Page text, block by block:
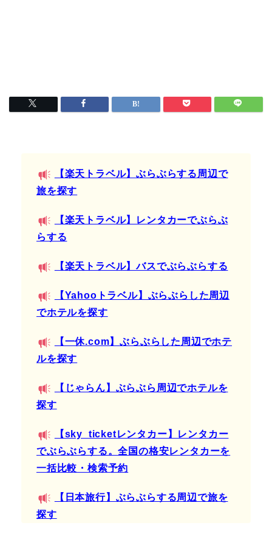
【楽天トラベル】ぶらぶらする周辺で
旅を探す
【楽天トラベル】レンタカーでぶらぶ
らする
【楽天トラベル】バスでぶらぶらする
【Yahooトラベル】ぶらぶらした周辺
でホテルを探す
【一休.com】ぶらぶらした周辺でホテ
ルを探す
【じゃらん】ぶらぶら周辺でホテルを
探す
【sky_ticketレンタカー】レンタカー
でぶらぶらする。全国の格安レンタカーを
一括比較・検索予約
【日本旅行】ぶらぶらする周辺で旅を
探す